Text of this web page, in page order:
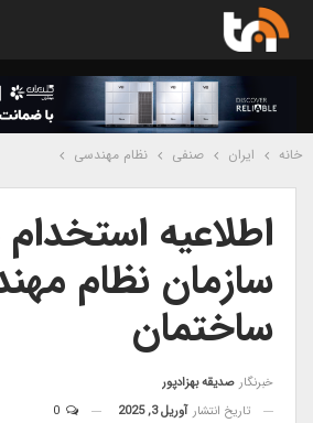
خانه ایران صنفی نظام مهندسی
اطلاعیه استخدام
سازمان نظام
ساختمان
خبرنگار صدیقه بهزادپور
تاریخ انتشار آوریل 3, 2025